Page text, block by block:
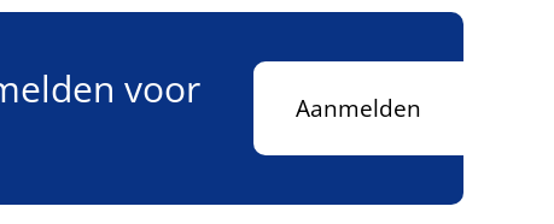
voor Aanmelden